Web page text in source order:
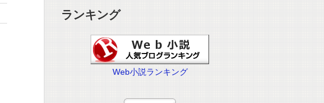
ランキング
Web小説ランキング